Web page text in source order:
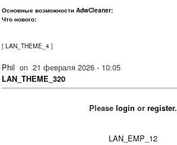
Основные возможности AdwCleaner:
Что нового:
[ LAN_THEME_4 ]
Phil on 21 февраля 2026 - 10:05
LAN_THEME_320
Please login or register.
LAN_EMP_12